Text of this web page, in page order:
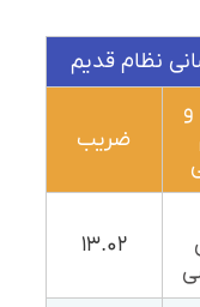
نظام قدیم
و
ضریب
۱۳.۰۲